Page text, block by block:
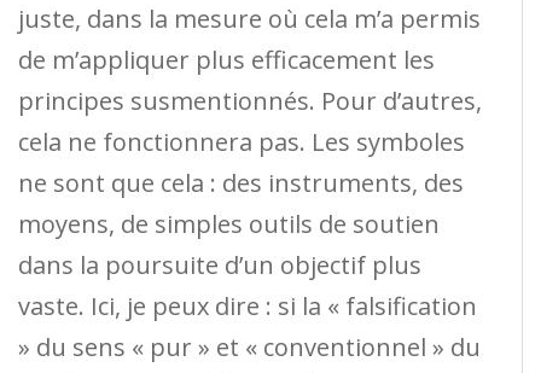
juste, dans la mesure où cela m’a permis
de m’appliquer plus efficacement les
principes susmentionnés. Pour d’autres,
cela ne fonctionnera pas. Les symboles
ne sont que cela : des instruments, des
moyens, de simples outils de soutien
dans la poursuite d’un objectif plus
vaste. Ici, je peux dire : si la « falsification
» du sens « pur » et « conventionnel » du